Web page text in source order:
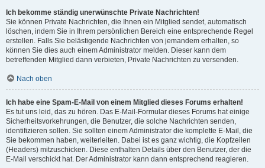
Ich bekomme ständig unerwünschte Private Nachrichten!
Sie können Private Nachrichten, die Ihnen ein Mitglied sendet, automatisch
löschen, indem Sie in Ihrem persönlichen Bereich eine entsprechende Regel
erstellen. Falls Sie belästigende Nachrichten von jemandem erhalten, so
können Sie dies auch einem Administrator melden. Dieser kann dem
betreffenden Mitglied dann verbieten, Private Nachrichten zu versenden.
Nach oben
Ich habe eine Spam-E-Mail von einem Mitglied dieses Forums erhalten!
Es tut uns leid, das zu hören. Das E-Mail-Formular dieses Forums hat einige
Sicherheitsvorkehrungen, die Benutzer, die solche Nachrichten senden,
identifizieren sollen. Sie sollten einem Administrator die komplette E-Mail, die
Sie bekommen haben, weiterleiten. Dabei ist es ganz wichtig, die Kopfzeilen
(Headers) mitzuschicken. Diese enthalten Details über den Benutzer, der die
E-Mail verschickt hat. Der Administrator kann dann entsprechend reagieren.